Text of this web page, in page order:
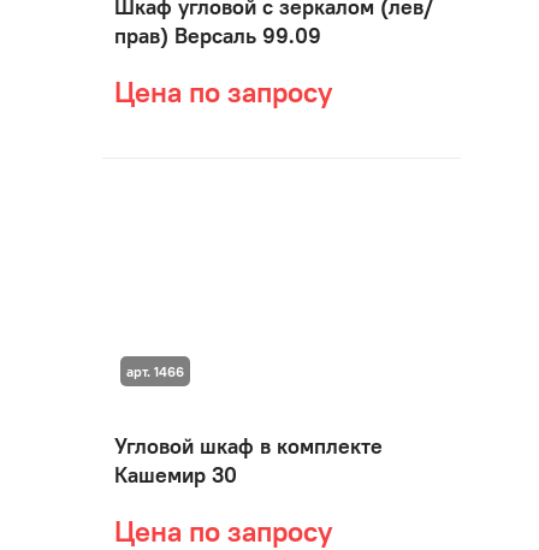
Шкаф угловой с зеркалом (лев/
прав) Версаль 99.09
Цена по запросу
Угловой шкаф в комплекте
Кашемир 30
Цена по запросу
арт. 1466